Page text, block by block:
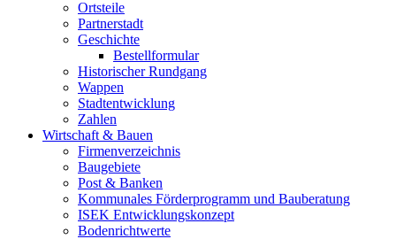
Ortsteile
Partnerstadt
Geschichte
Bestellformular
Historischer Rundgang
Wappen
Stadtentwicklung
Zahlen
Wirtschaft & Bauen
Firmenverzeichnis
Baugebiete
Post & Banken
Kommunales Förderprogramm und Bauberatung
ISEK Entwicklungskonzept
Bodenrichtwerte